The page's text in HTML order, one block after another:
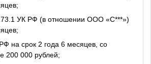
УК РФ (в отношении ООО «С***»)
на срок 2 года 6 месяцев, со
200 000 рублей;